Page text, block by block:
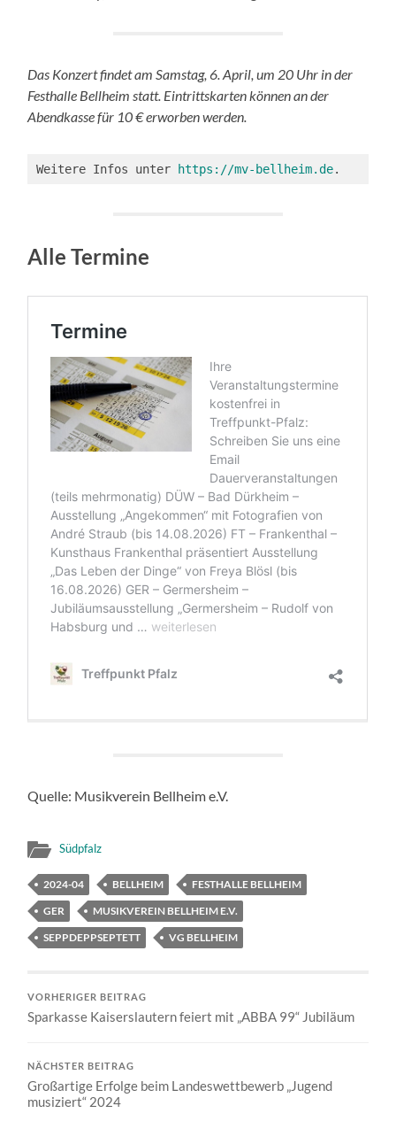
Das Konzert findet am Samstag, 6. April, um 20 Uhr in der
Festhalle Bellheim statt. Eintrittskarten können an der
Abendkasse für 10 € erworben werden.
Weitere Infos unter https://mv-bellheim.de.
Alle Termine
Quelle: Musikverein Bellheim e.V.
Südpfalz
2024-04 BELLHEIM
FESTHALLE BELLHEIM
GER
MUSIKVEREIN BELLHEIM E.V.
SEPPDEPPSEPTETT
VG BELLHEIM
VORHERIGER BEITRAG
Sparkasse Kaiserslautern feiert mit „ABBA 99“ Jubiläum
NÄCHSTER BEITRAG
Großartige Erfolge beim Landeswettbewerb „Jugend
musiziert“ 2024